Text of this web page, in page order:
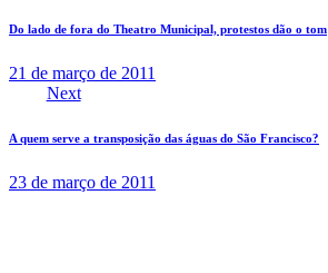
de
Do lado de fora do Theatro Municipal, protestos dão o tom
21 de março de 2011
Next
A quem serve a transposição das águas do São Francisco?
23 de março de 2011